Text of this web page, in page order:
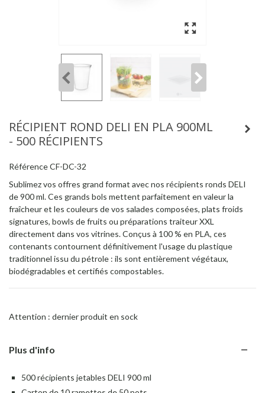
RÉCIPIENT ROND DELI EN PLA 900ML
- 500 RÉCIPIENTS
RéférenceCF-DC-32
Sublimez vos offres grand format avec nos récipients ronds DELI
de 900 ml. Ces grands bols mettent parfaitement en valeur la
fraîcheur et les couleurs de vos salades composées, plats froids
signatures, bowls de fruits ou préparations traiteur XXL
directement dans vos vitrines. Conçus à 100 % en PLA, ces
contenants contournent définitivement l'usage du plastique
traditionnel issu du pétrole : ils sont entièrement végétaux,
biodégradables et certifiés compostables.
Attention : dernier produit en sock
Plus d'info
500 récipients jetables DELI 900 ml